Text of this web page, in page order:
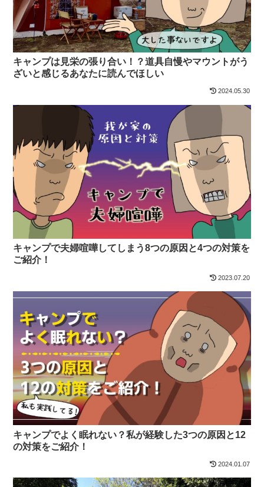
キャンプは見栄の張り合い！？道具自慢やマウントがう
ざいと感じるあなたに読んでほしい
2024.05.30
キャンプで夫婦喧嘩してしまう8つの原因と4つの対策を
ご紹介！
2023.07.20
キャンプでよく眠れない？私が経験した3つの原因と12
の対策をご紹介！
2024.01.07